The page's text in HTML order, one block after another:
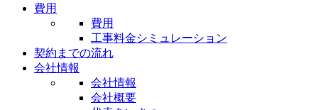
費用
費用
工事料金シミュレーション
契約までの流れ
会社情報
会社情報
会社概要